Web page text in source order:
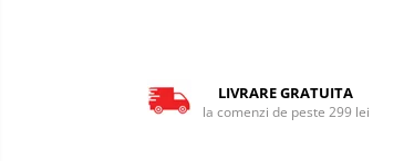
LIVRARE GRATUITA
la comenzi de peste 299 lei